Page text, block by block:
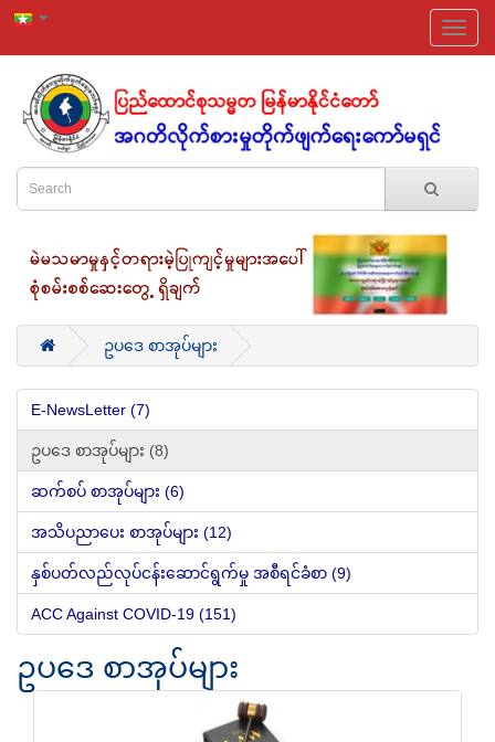
ဥပ‌ဒေ စာအုပ်များ
E-NewsLetter (7)
ဥပ‌ဒေ စာအုပ်များ (8)
ဆက်စပ် စာအုပ်များ (6)
အသိပညာပေး စာအုပ်များ (12)
နှစ်ပတ်လည်လုပ်ငန်းဆောင်ရွက်မှု အစီရင်ခံစာ (9)
ACC Against COVID-19 (151)
ဥပ‌ဒေ စာအုပ်များ